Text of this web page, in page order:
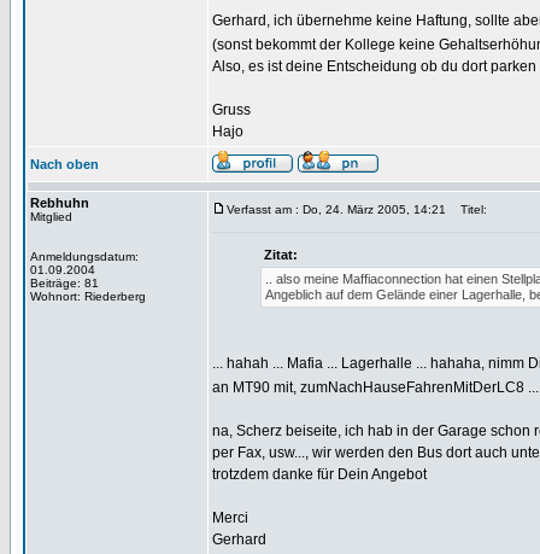
Gerhard, ich übernehme keine Haftung, sollte
(sonst bekommt der Kollege keine
Also, es ist deine Entscheidung ob du dort
Gruss
Hajo
Nach oben
Rebhuhn
Mitglied
Anmeldungsdatum:
01.09.2004
Beiträge: 81
Wohnort: Riederberg
Verfasst am : Do, 24. März 2005, 14:21 Titel:
Zitat:
.. also meine Maffiaconnection hat einen
Angeblich auf dem Gelände einer Lagerhalle,
... hahah ... Mafia ... Lagerhalle ... hahaha, nimm
an MT90 mit, zumNachHauseFahrenMitDerLC8
na, Scherz beiseite, ich hab in der Garage schon
per Fax, usw..., wir werden den Bus dort auch
trotzdem danke für Dein Angebot
Merci
Gerhard